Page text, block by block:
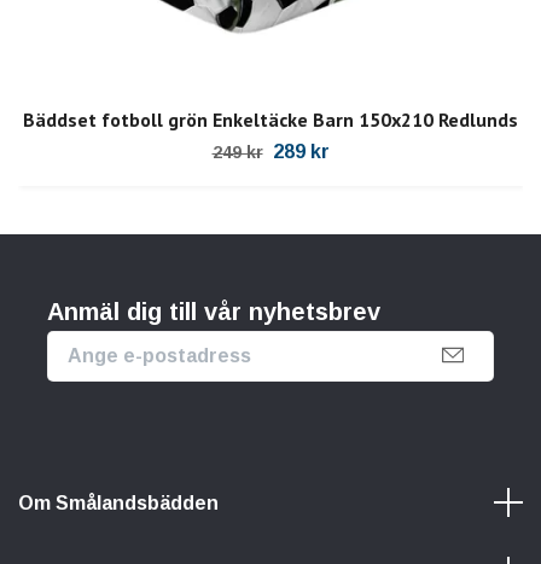
Bäddset fotboll grön Enkeltäcke Barn 150x210 Redlunds
249 kr 289 kr
Anmäl dig till vår nyhetsbrev
Om Smålandsbädden